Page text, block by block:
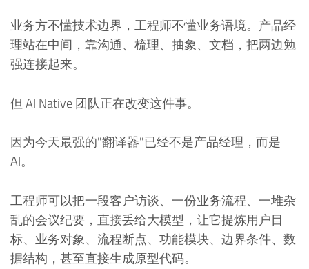
业务方不懂技术边界，工程师不懂业务语境。产品经
理站在中间，靠沟通、梳理、抽象、文档，把两边勉
强连接起来。
但 AI Native 团队正在改变这件事。
因为今天最强的"翻译器"已经不是产品经理，而是
AI。
工程师可以把一段客户访谈、一份业务流程、一堆杂
乱的会议纪要，直接丢给大模型，让它提炼用户目
标、业务对象、流程断点、功能模块、边界条件、数
据结构，甚至直接生成原型代码。